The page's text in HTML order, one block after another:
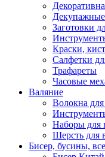
Заготовки
Краски,
Салфетки
Трафареты
Часовые
Валяние
Волокна
Наборы для
Шерсть для
Бисер, бусины,